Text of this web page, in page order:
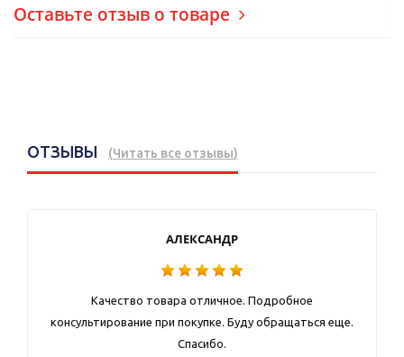
Оставьте отзыв о товаре
ОТЗЫВЫ (Читать все отзывы)
АЛЕКСАНДР
Качество товара отличное. Подробное
консультирование при покупке. Буду обращаться еще.
Спасибо.